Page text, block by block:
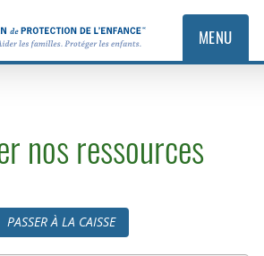
MENU
nos ressources
PASSER À LA CAISSE